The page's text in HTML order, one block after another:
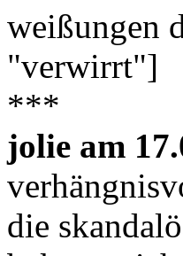
weißungen
"verwirrt"]
***
jolie am
die